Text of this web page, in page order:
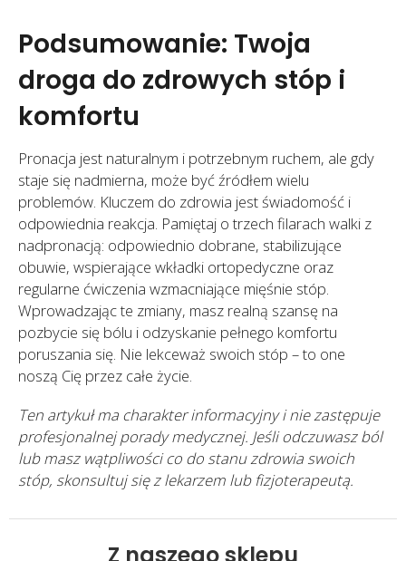
Podsumowanie: Twoja
droga do zdrowych stóp i
komfortu
Pronacja jest naturalnym i potrzebnym ruchem, ale gdy
staje się nadmierna, może być źródłem wielu
problemów. Kluczem do zdrowia jest świadomość i
odpowiednia reakcja. Pamiętaj o trzech filarach walki z
nadpronacją: odpowiednio dobrane, stabilizujące
obuwie, wspierające wkładki ortopedyczne oraz
regularne ćwiczenia wzmacniające mięśnie stóp.
Wprowadzając te zmiany, masz realną szansę na
pozbycie się bólu i odzyskanie pełnego komfortu
poruszania się. Nie lekceważ swoich stóp – to one
noszą Cię przez całe życie.
Ten artykuł ma charakter informacyjny i nie zastępuje
profesjonalnej porady medycznej. Jeśli odczuwasz ból
lub masz wątpliwości co do stanu zdrowia swoich
stóp, skonsultuj się z lekarzem lub fizjoterapeutą.
Z naszego sklepu